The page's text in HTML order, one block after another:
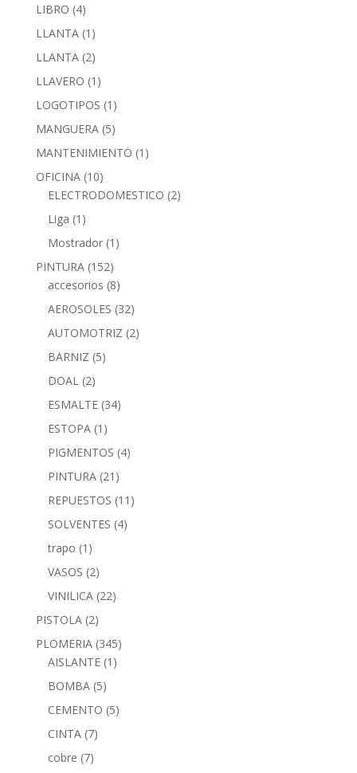
LIBRO (4)
LLANTA (1)
LLANTA (2)
LLAVERO (1)
LOGOTIPOS (1)
MANGUERA (5)
MANTENIMIENTO (1)
OFICINA (10)
ELECTRODOMESTICO (2)
Liga (1)
Mostrador (1)
PINTURA (152)
accesorios (8)
AEROSOLES (32)
AUTOMOTRIZ (2)
BARNIZ (5)
DOAL (2)
ESMALTE (34)
ESTOPA (1)
PIGMENTOS (4)
PINTURA (21)
REPUESTOS (11)
SOLVENTES (4)
trapo (1)
VASOS (2)
VINILICA (22)
PISTOLA (2)
PLOMERIA (345)
AISLANTE (1)
BOMBA (5)
CEMENTO (5)
CINTA (7)
cobre (7)